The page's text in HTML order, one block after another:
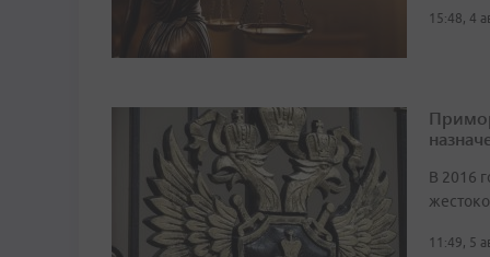
15:48, 4
В 2016
11:49, 5